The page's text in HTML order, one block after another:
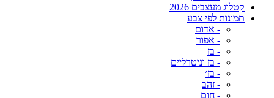
קטלוג מעצבים 2026
תמונות לפי צבע
- אדום
- אפור
- בז
- בז וניטרליים
- בז׳
- זהב
- חום